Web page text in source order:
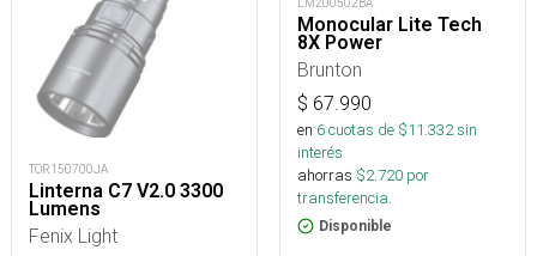
TOR150700JA
Linterna C7 V2.0 3300
Lumens
Fenix Light
Monocular Lite Tech
8X Power
Brunton
$ 67.990
en 6cuotas de $11.332sin
interés
ahorras $2.720 por
transferencia.
Disponible